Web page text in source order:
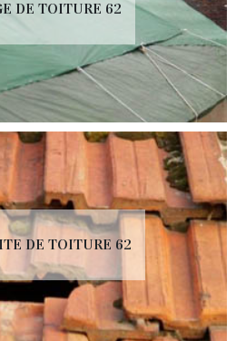
DE TOITURE 62
DE TOITURE 62